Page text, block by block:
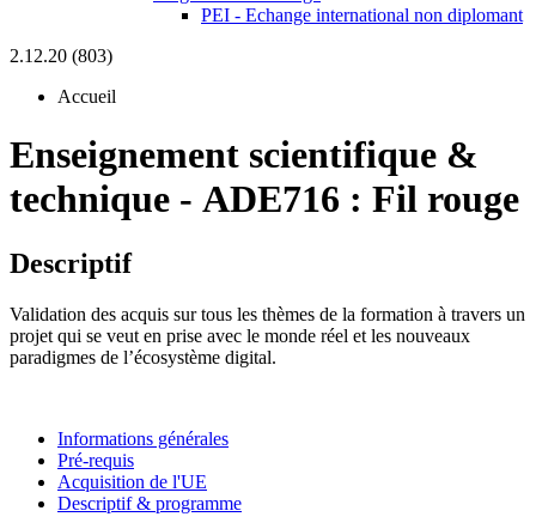
PEI - Echange international non diplomant
2.12.20 (803)
Accueil
Enseignement scientifique &
technique - ADE716 : Fil rouge
Descriptif
Validation des acquis sur tous les thèmes de la formation à travers un
projet qui se veut en prise avec le monde réel et les nouveaux
paradigmes de l’écosystème digital.
Informations générales
Pré-requis
Acquisition de l'UE
Descriptif & programme